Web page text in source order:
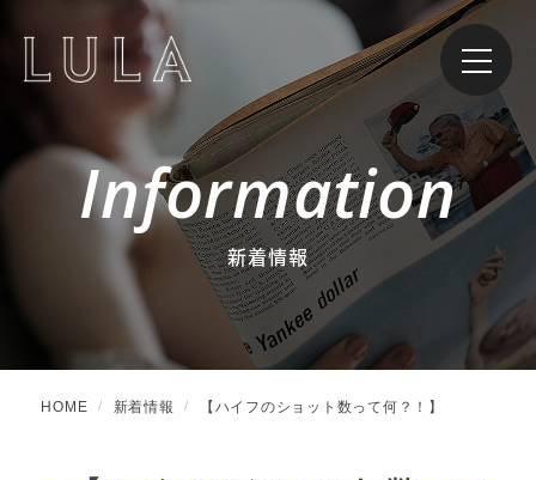
Information
新着情報
HOME 新着情報 【ハイフのショット数って何？！】